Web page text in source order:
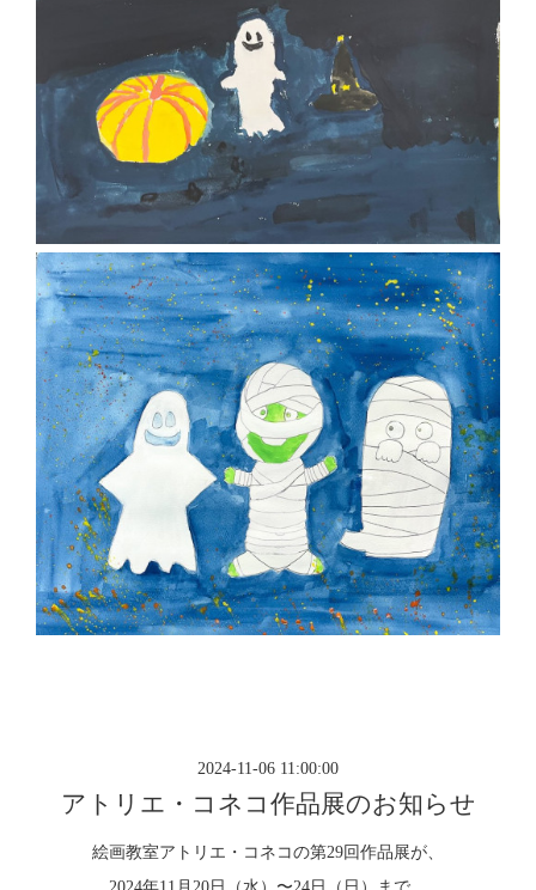
2024-11-06 11:00:00
アトリエ・コネコ作品展のお知らせ
絵画教室アトリエ・コネコの第29回作品展が、